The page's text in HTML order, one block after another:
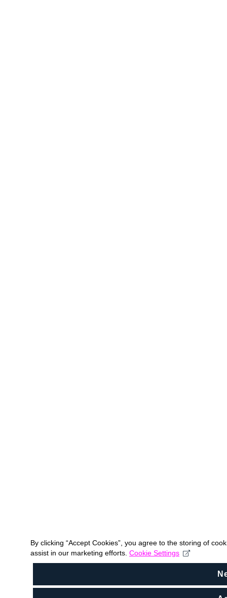
By clicking “Accept Cookies”, you agree to the storing of
assist in our marketing efforts. Cookie Settings